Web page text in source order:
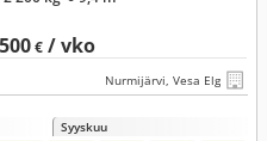
500€ / vko
Nurmijärvi, Vesa Elg
Syyskuu